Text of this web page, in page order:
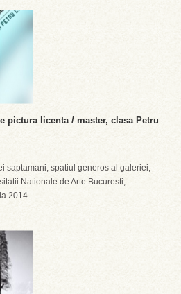
pictura licenta / master, clasa Petru
saptamani, spatiul generos al galeriei,
Nationale de Arte Bucuresti,
2014.